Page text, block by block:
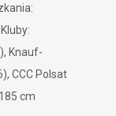
Knauf-
CCC Polsat
cm